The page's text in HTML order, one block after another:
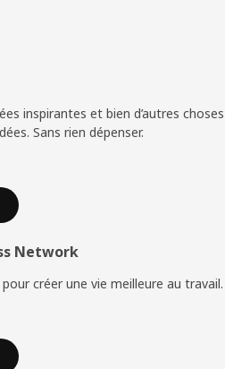
inspirantes et bien d’autres choses
Sans rien dépenser.
Network
créer une vie meilleure au travail.